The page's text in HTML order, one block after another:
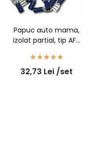
Papuc auto mama,
izolat partial, tip AFH
32,73 Lei /set